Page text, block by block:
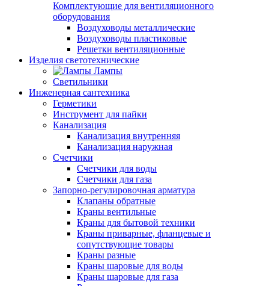
Комплектующие для вентиляционного
оборудования
Воздуховоды металлические
Воздуховоды пластиковые
Решетки вентиляционные
Изделия светотехнические
Лампы
Светильники
Инженерная сантехника
Герметики
Инструмент для пайки
Канализация
Канализация внутренняя
Канализация наружная
Счетчики
Счетчики для воды
Счетчики для газа
Запорно-регулировочная арматура
Клапаны обратные
Краны вентильные
Краны для бытовой техники
Краны приварные, фланцевые и
сопутствующие товары
Краны разные
Краны шаровые для воды
Краны шаровые для газа